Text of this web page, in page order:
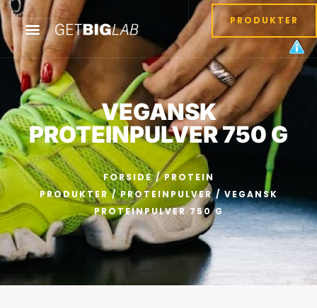
PRODUKTER
VEGANSK
PROTEINPULVER 750 G
FORSIDE/PROTEIN
PRODUKTER/PROTEINPULVER/ VEGANSK
PROTEINPULVER 750 G